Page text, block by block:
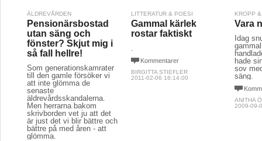
ÄLDREVÅRDEN
Pensionärsbostad
utan säng och
fönster? Skjut mig i
så fall hellre!
Som generationskamrater
till den gamle försöker vi
att inte glömma de
senaste
äldrevårdsskandalerna.
Men herrarna bakom
skrivborden vet ju att det
är just det vi blir bättre och
bättre på med åren - att
glömma.
LITTERATUR & POESI
Gammal kärlek
rostar faktiskt
.
Kommentarer
BIRGITTA STIEFLER
2011-02-06 16:14:00
KROPP
Vara
Idag
hade
sov
säng.
ANITHA
2009-09-